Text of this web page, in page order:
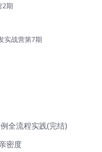
2期
实战营第7期
全流程实践(完结)
密度